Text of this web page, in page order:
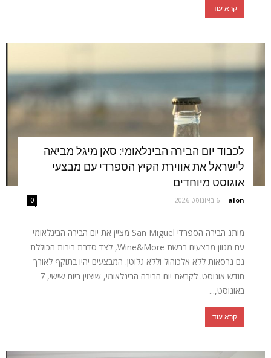
קרא עוד
לכבוד יום הבירה הבינלאומי: סאן מיגל מביאה
לישראל את אווירת הקיץ הספרדי עם מבצעי
אוגוסט מיוחדים
alon
- 6 באוגוסט 2026 0
מותג הבירה הספרדי San Miguel מציין את יום הבירה הבינלאומי
עם מגוון מבצעים ברשת Wine&More, לצד סדרת בירות הכוללת
גם גרסאות ללא אלכוהול וללא גלוטן. המבצעים יהיו בתוקף לאורך
חודש אוגוסט. לקראת יום הבירה הבינלאומי, שיצוין ביום שישי, 7
באוגוסט,...
קרא עוד